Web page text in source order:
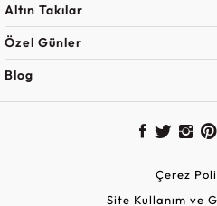
Altın Takılar
Özel Günler
Blog
Çerez
Site Kullanım ve